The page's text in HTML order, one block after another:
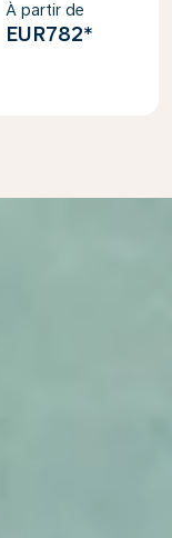
À partir de
EUR782*